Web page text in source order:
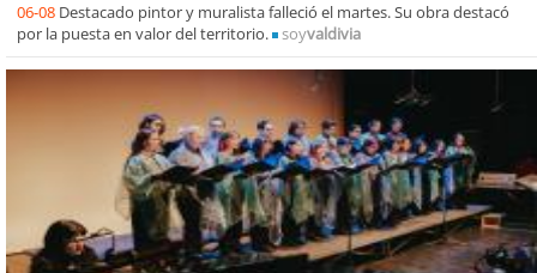
06-08 Destacado pintor y muralista falleció el martes. Su obra destacó
por la puesta en valor del territorio.
soyvaldivia